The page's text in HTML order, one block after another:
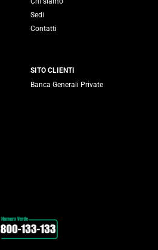
Sedi
Contatti
SITO CLIENTI
Banca Generali Private